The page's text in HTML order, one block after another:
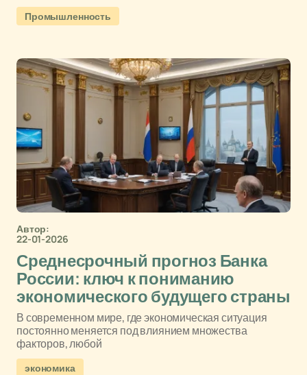
Промышленность
Автор:
22-01-2026
Среднесрочный прогноз Банка
России: ключ к пониманию
экономического будущего страны
В современном мире, где экономическая ситуация
постоянно меняется под влиянием множества
факторов, любой
экономика